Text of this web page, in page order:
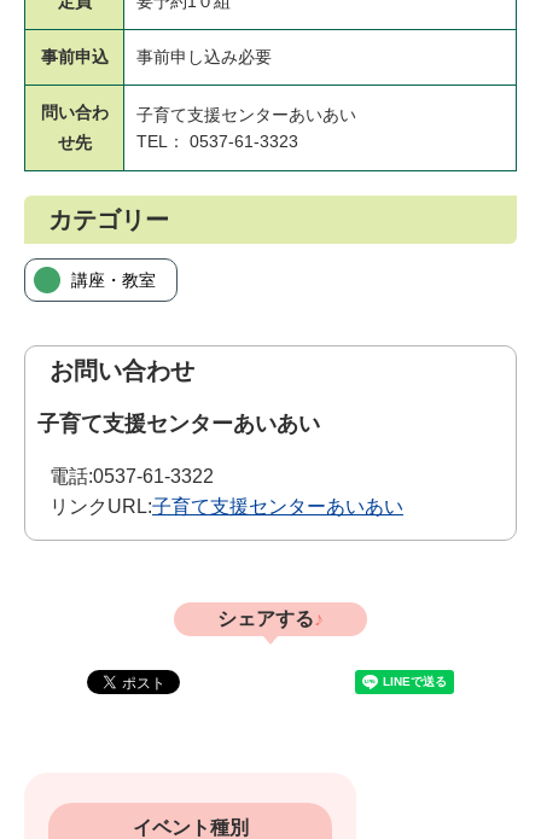
事前申込 事前申し込み必要
問い合わ
せ先
子育て支援センターあいあい
TEL： 0537-61-3323
カテゴリー
講座・教室
お問い合わせ
子育て支援センターあいあい
電話:0537-61-3322
リンクURL:子育て支援センターあいあい
シェアする
イベント種別